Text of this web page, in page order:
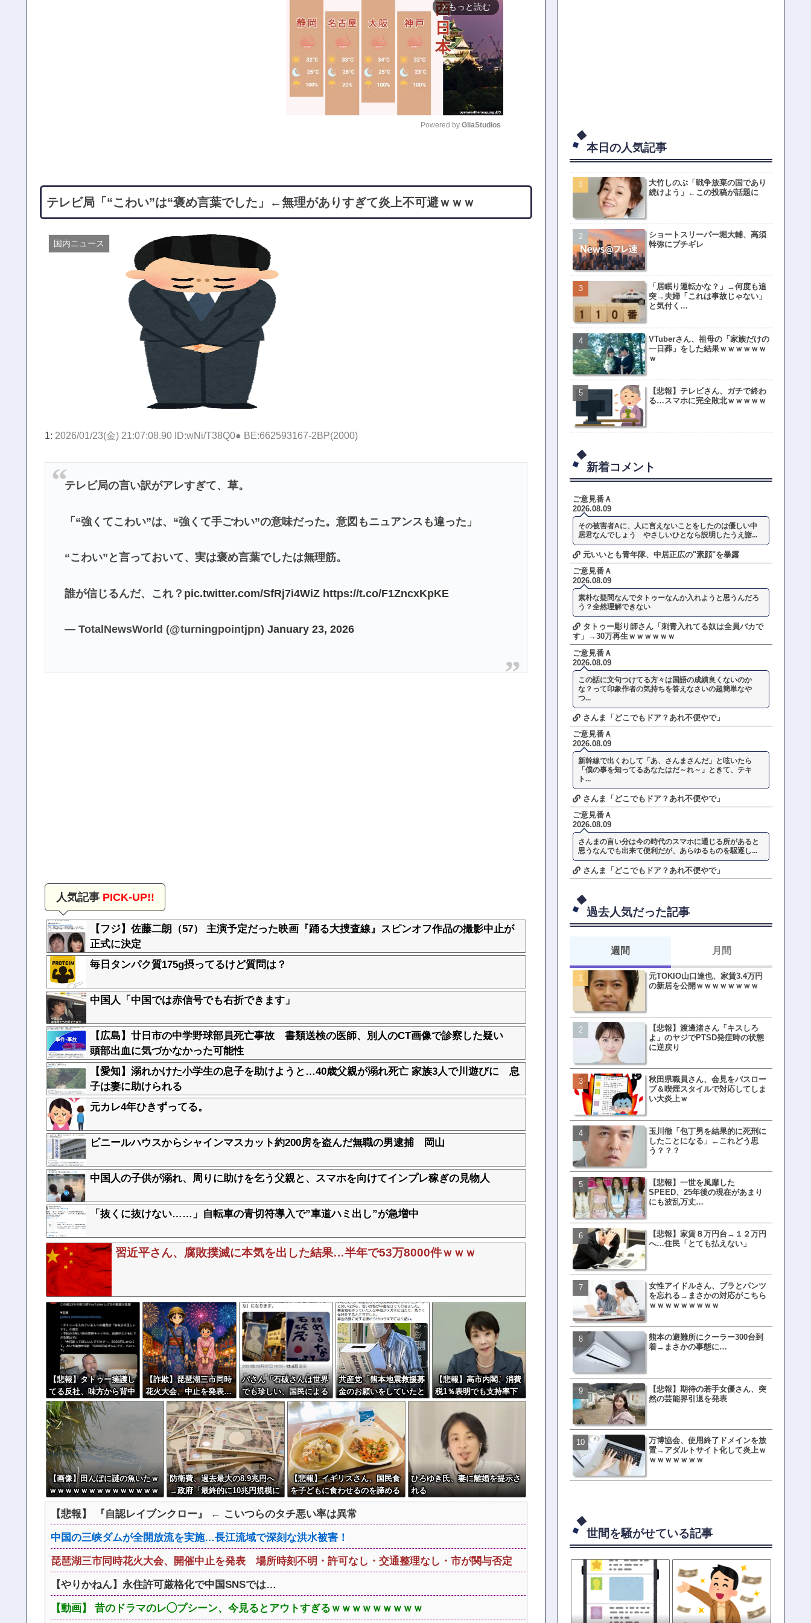
arrow_forward_ios もっと読む
e
Powered by GliaStudios
テレビ局「“こわい”は“褒め言葉でした」←無理がありすぎて炎上不可避ｗｗｗ
国内ニュース
1: 2026/01/23(金) 21:07:08.90 ID:wNi/T38Q0● BE:662593167-2BP(2000)
テレビ局の言い訳がアレすぎて、草。
「“強くてこわい”は、“強くて手ごわい”の意味だった。意図もニュアンスも違った」
“こわい”と言っておいて、実は褒め言葉でしたは無理筋。
誰が信じるんだ、これ？ pic.twitter.com/SfRj7i4WiZ https://t.co/F1ZncxKpKE
— TotalNewsWorld (@turningpointjpn)January 23, 2026
人気記事PICK-UP!!
【フジ】佐藤二朗（57） 主演予定だった映画『踊る大捜査線』スピンオフ作品の撮影中止が
正式に決定
毎日タンパク質175g摂ってるけど質問は？
中国人「中国では赤信号でも右折できます」
【広島】廿日市の中学野球部員死亡事故 書類送検の医師、別人のCT画像で診察した疑い
頭部出血に気づかなかった可能性
【愛知】溺れかけた小学生の息子を助けようと…40歳父親が溺れ死亡 家族3人で川遊びに 息
子は妻に助けられる
元カレ4年ひきずってる。
ビニールハウスからシャインマスカット約200房を盗んだ無職の男逮捕 岡山
中国人の子供が溺れ、周りに助けを乞う父親と、スマホを向けてインプレ稼ぎの見物人
「抜くに抜けない……」自転車の青切符導入で”車道ハミ出し”が急増中
習近平さん、腐敗撲滅に本気を出した結果…半年で53万8000件ｗｗｗ
【悲報】タトゥー擁護し
てる反社、味方から背中
を刺される
【詐欺】琵琶湖三市同時
花火大会、中止を発表…
チケット代や出店料の返
金については明言せず
パさん「石破さんは世界
でも珍しい、国民による
石破辞めるなデモが自然
発生した総理大臣です」
共産党「熊本地震救援募
金のお願いをしていたと
ころ、中指を立てられま
した。嫌がらせ酷い」
【悲報】高市内閣、消費
税1％表明でも支持率下
落 →ついに６割割れ
【画像】田んぼに謎の魚いたｗ
ｗｗｗｗｗｗｗｗｗｗｗｗｗｗ
ｗｗｗｗｗｗｗ
防衛費、過去最大の8.9兆円へ
→政府「最終的に10兆円規模に
なる可能性」
【悲報】イギリスさん、国民食
を子どもに食わせるのを諦める
ｗｗｗｗｗｗｗ
ひろゆき氏、妻に離婚を提示さ
れる
【悲報】 『自認レイブンクロー』 ← こいつらのタチ悪い率は異常
中国の三峡ダムが全開放流を実施…長江流域で深刻な洪水被害！
琵琶湖三市同時花火大会、開催中止を発表 場所時刻不明・許可なし・交通整理なし・市が関与否定
【やりかねん】永住許可厳格化で中国SNSでは…
【動画】 昔のドラマのレ◯プシーン、今見るとアウトすぎるｗｗｗｗｗｗｗｗｗ
本日の人気記事
大竹しのぶ「戦争放棄の国であり
続けよう」←この投稿が話題に
ショートスリーパー堀大輔、高須
幹弥にブチギレ
「居眠り運転かな？」→何度も追
突→夫婦「これは事故じゃない」
と気付く…
VTuberさん、祖母の「家族だけの
一日葬」をした結果ｗｗｗｗｗｗ
ｗ
【悲報】テレビさん、ガチで終わ
る…スマホに完全敗北ｗｗｗｗｗ
新着コメント
ご意見番Ａ
2026.08.09
その被害者Aに、人に言えないことをしたのは優しい中
居君なんでしょう やさしいひとなら説明したうえ謝...
元いいとも青年隊、中居正広の"素顔"を暴露
ご意見番Ａ
2026.08.09
素朴な疑問なんでタトゥーなんか入れようと思うんだろ
う？全然理解できない
タトゥー彫り師さん「刺青入れてる奴は全員バカで
す」→30万再生ｗｗｗｗｗｗ
ご意見番Ａ
2026.08.09
この話に文句つけてる方々は国語の成績良くないのか
な？って印象作者の気持ちを答えなさいの超簡単なや
つ...
さんま「どこでもドア？あれ不便やで」
ご意見番Ａ
2026.08.09
新幹線で出くわして「あ、さんまさんだ」と呟いたら
「僕の事を知ってるあなたはだ～れ～」ときて、テキ
ト...
さんま「どこでもドア？あれ不便やで」
ご意見番Ａ
2026.08.09
さんまの言い分は今の時代のスマホに通じる所があると
思うなんでも出来て便利だが、あらゆるものを駆逐し...
さんま「どこでもドア？あれ不便やで」
過去人気だった記事
週間
元TOKIO山口達也、家賃3.4万円
の新居を公開ｗｗｗｗｗｗｗｗ
【悲報】渡邊渚さん「キスしろ
よ」のヤジでPTSD発症時の状態
に逆戻り
秋田県職員さん、会見をバスロー
ブ＆喫煙スタイルで対応してしま
い大炎上ｗ
玉川徹「包丁男を結果的に死刑に
したことになる」←これどう思
う？？？
【悲報】一世を風靡した
SPEED、25年後の現在があまり
にも波乱万丈…
【悲報】家賃８万円台→１２万円
へ…住民「とても払えない」
女性アイドルさん、ブラとパンツ
を忘れる→まさかの対応がこちら
ｗｗｗｗｗｗｗｗｗ
熊本の避難所にクーラー300台到
着→まさかの事態に…
【悲報】期待の若手女優さん、突
然の芸能界引退を発表
万博協会、使用終了ドメインを放
置→アダルトサイト化して炎上ｗ
ｗｗｗｗｗｗｗ
月間
【悲報】東京着く前にHP尽
方民ｗｗｗ移動だけで瀕死
【ファーw】水着女子さん
オッサン盗撮してる…通報
皇族確保策、天皇陛下の一
界ピリつくｗｗｗ
文春、沖縄問題の"触れては
ない話"を暴露してしまうｗ
ランサムウェア攻撃を受け
レイ、わずか10日で復旧し
福岡テレビ局にとんでもな
アナが入社してしまうｗｗｗ
【衝撃】三笘が事故った時
てた車ってさ…←これw w
w w w w
有吉「うまくても絶対に行
ない店」がこちら…ネット
元TOKIO山口達也、家賃3.4
の新居を公開ｗｗｗｗｗｗ
母親「息子の借りた本が心
真をSNS投稿→司書らから
世間を騒がせている記事